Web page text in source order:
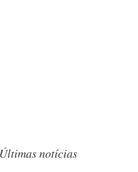
notícias